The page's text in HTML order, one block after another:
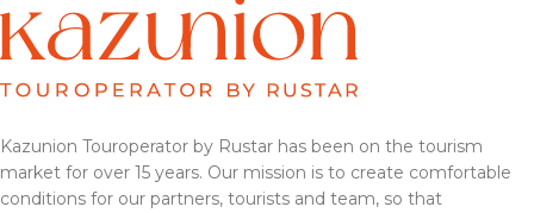
Kazunion Touroperator by Rustar has been on the tourism
market for over 15 years. Our mission is to create comfortable
conditions for our partners, tourists and team, so that